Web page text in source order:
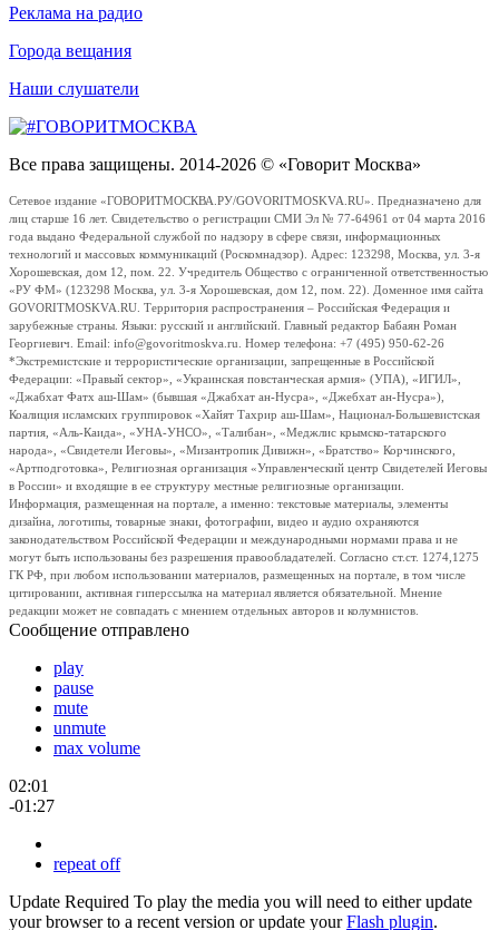
Реклама на радио
Города вещания
Наши слушатели
Все права защищены. 2014-2026 © «Говорит Москва»
Сетевое издание «ГОВОРИТМОСКВА.РУ/GOVORITMOSKVA.RU». Предназначено для
лиц старше 16 лет. Свидетельство о регистрации СМИ Эл № 77-64961 от 04 марта 2016
года выдано Федеральной службой по надзору в сфере связи, информационных
технологий и массовых коммуникаций (Роскомнадзор). Адрес: 123298, Москва, ул. 3-я
Хорошевская, дом 12, пом. 22. Учредитель Общество с ограниченной ответственностью
«РУ ФМ» (123298 Москва, ул. 3-я Хорошевская, дом 12, пом. 22). Доменное имя сайта
GOVORITMOSKVA.RU. Территория распространения – Российская Федерация и
зарубежные страны. Языки: русский и английский. Главный редактор Бабаян Роман
Георгиевич. Email: info@govoritmoskva.ru. Номер телефона: +7 (495) 950-62-26
*Экстремистские и террористические организации, запрещенные в Российской
Федерации: «Правый сектор», «Украинская повстанческая армия» (УПА), «ИГИЛ»,
«Джабхат Фатх аш-Шам» (бывшая «Джабхат ан-Нусра», «Джебхат ан-Нусра»),
Коалиция исламских группировок «Хайят Тахрир аш-Шам», Национал-Большевистская
партия, «Аль-Каида», «УНА-УНСО», «Талибан», «Меджлис крымско-татарского
народа», «Свидетели Иеговы», «Мизантропик Дивижн», «Братство» Корчинского,
«Артподготовка», Религиозная организация «Управленческий центр Свидетелей Иеговы
в России» и входящие в ее структуру местные религиозные организации.
Информация, размещенная на портале, а именно: текстовые материалы, элементы
дизайна, логотипы, товарные знаки, фотографии, видео и аудио охраняются
законодательством Российской Федерации и международными нормами права и не
могут быть использованы без разрешения правообладателей. Согласно ст.ст. 1274,1275
ГК РФ, при любом использовании материалов, размещенных на портале, в том числе
цитировании, активная гиперссылка на материал является обязательной. Мнение
редакции может не совпадать с мнением отдельных авторов и колумнистов.
Сообщение отправлено
play
pause
mute
unmute
max volume
02:01
-01:27
repeat off
Update Required To play the media you will need to either update
your browser to a recent version or update yourFlash plugin.